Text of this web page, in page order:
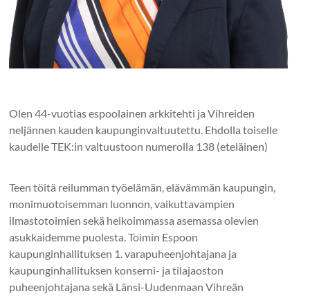
Olen 44-vuotias espoolainen arkkitehti ja Vihreiden
neljännen kauden kaupunginvaltuutettu. Ehdolla toiselle
kaudelle TEK:in valtuustoon numerolla 138 (eteläinen)
Teen töitä reilumman työelämän, elävämmän kaupungin,
monimuotoisemman luonnon, vaikuttavampien
ilmastotoimien sekä heikoimmassa asemassa olevien
asukkaidemme puolesta. Toimin Espoon
kaupunginhallituksen 1. varapuheenjohtajana ja
kaupunginhallituksen konserni- ja tilajaoston
puheenjohtajana sekä Länsi-Uudenmaan Vihreän